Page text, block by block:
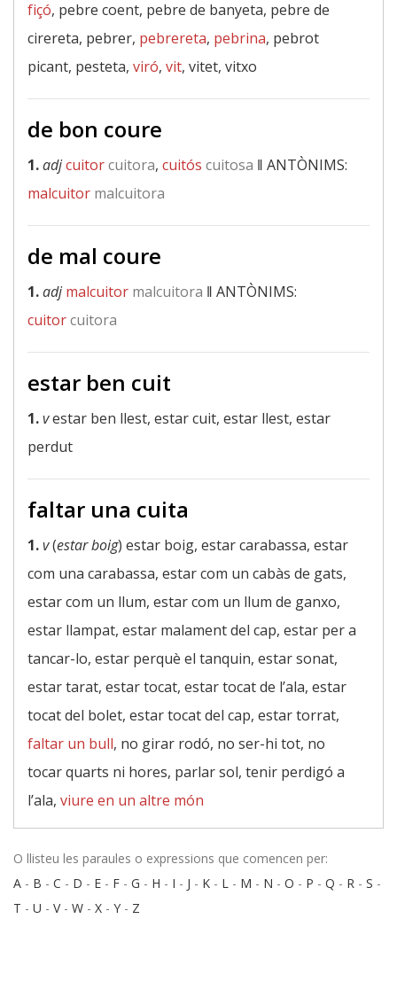
fiçó, pebre coent, pebre de banyeta, pebre de
cirereta, pebrer, pebrereta, pebrina, pebrot
picant, pesteta, viró, vit, vitet, vitxo
de bon coure
1.adjcuitorcuitora, cuitós cuitosa ‖ ANTÒNIMS:
malcuitor malcuitora
de mal coure
1.adj malcuitor malcuitora ‖ ANTÒNIMS:
cuitorcuitora
estar ben cuit
1.vestar ben llest, estar cuit, estar llest, estar
perdut
faltar una cuita
1.v(estar boig) estar boig, estar carabassa, estar
com una carabassa, estar com un cabàs de gats,
estar com un llum, estar com un llum de ganxo,
estar llampat, estar malament del cap, estar per a
tancar-lo, estar perquè el tanquin, estar sonat,
estar tarat, estar tocat, estar tocat de l’ala, estar
tocat del bolet, estar tocat del cap, estar torrat,
faltar un bull, no girar rodó, no ser-hi tot, no
tocar quarts ni hores, parlar sol, tenir perdigó a
l’ala, viure en un altre món
O llisteu les paraules o expressions que comencen per:
A - B - C - D - E - F - G - H - I - J - K - L - M - N - O - P - Q - R - S -
T - U - V- W - X - Y - Z